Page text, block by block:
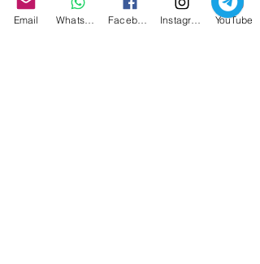
Email YouTube